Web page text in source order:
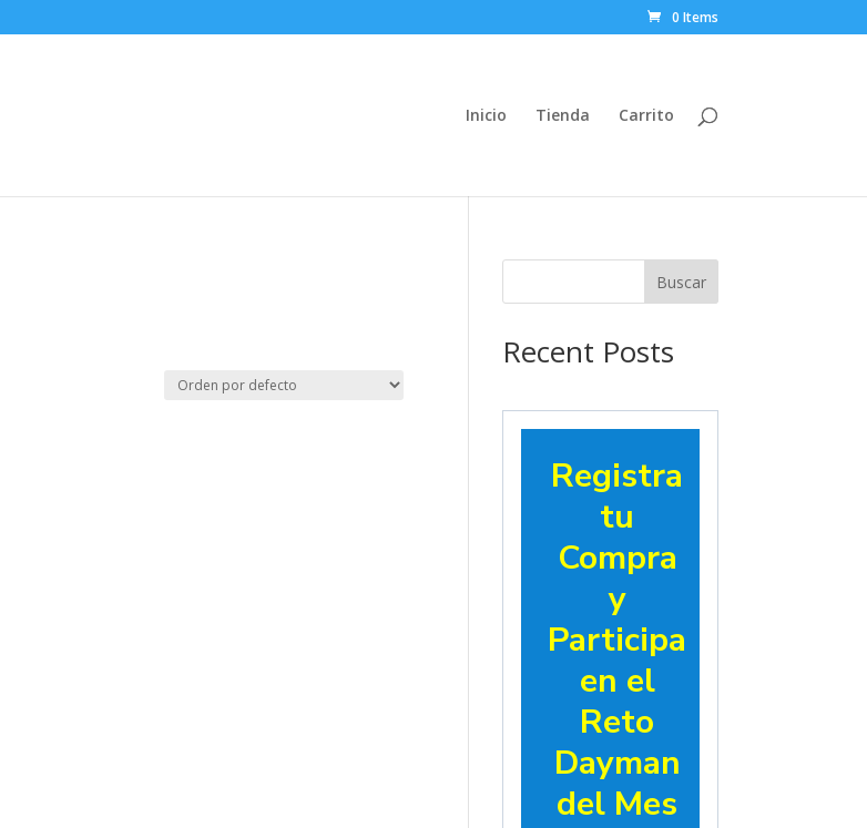
0 Items
Inicio Tienda Carrito
Buscar
Recent Posts
Registra
tu
Compra
y
Participa
en el
Reto
Dayman
del Mes